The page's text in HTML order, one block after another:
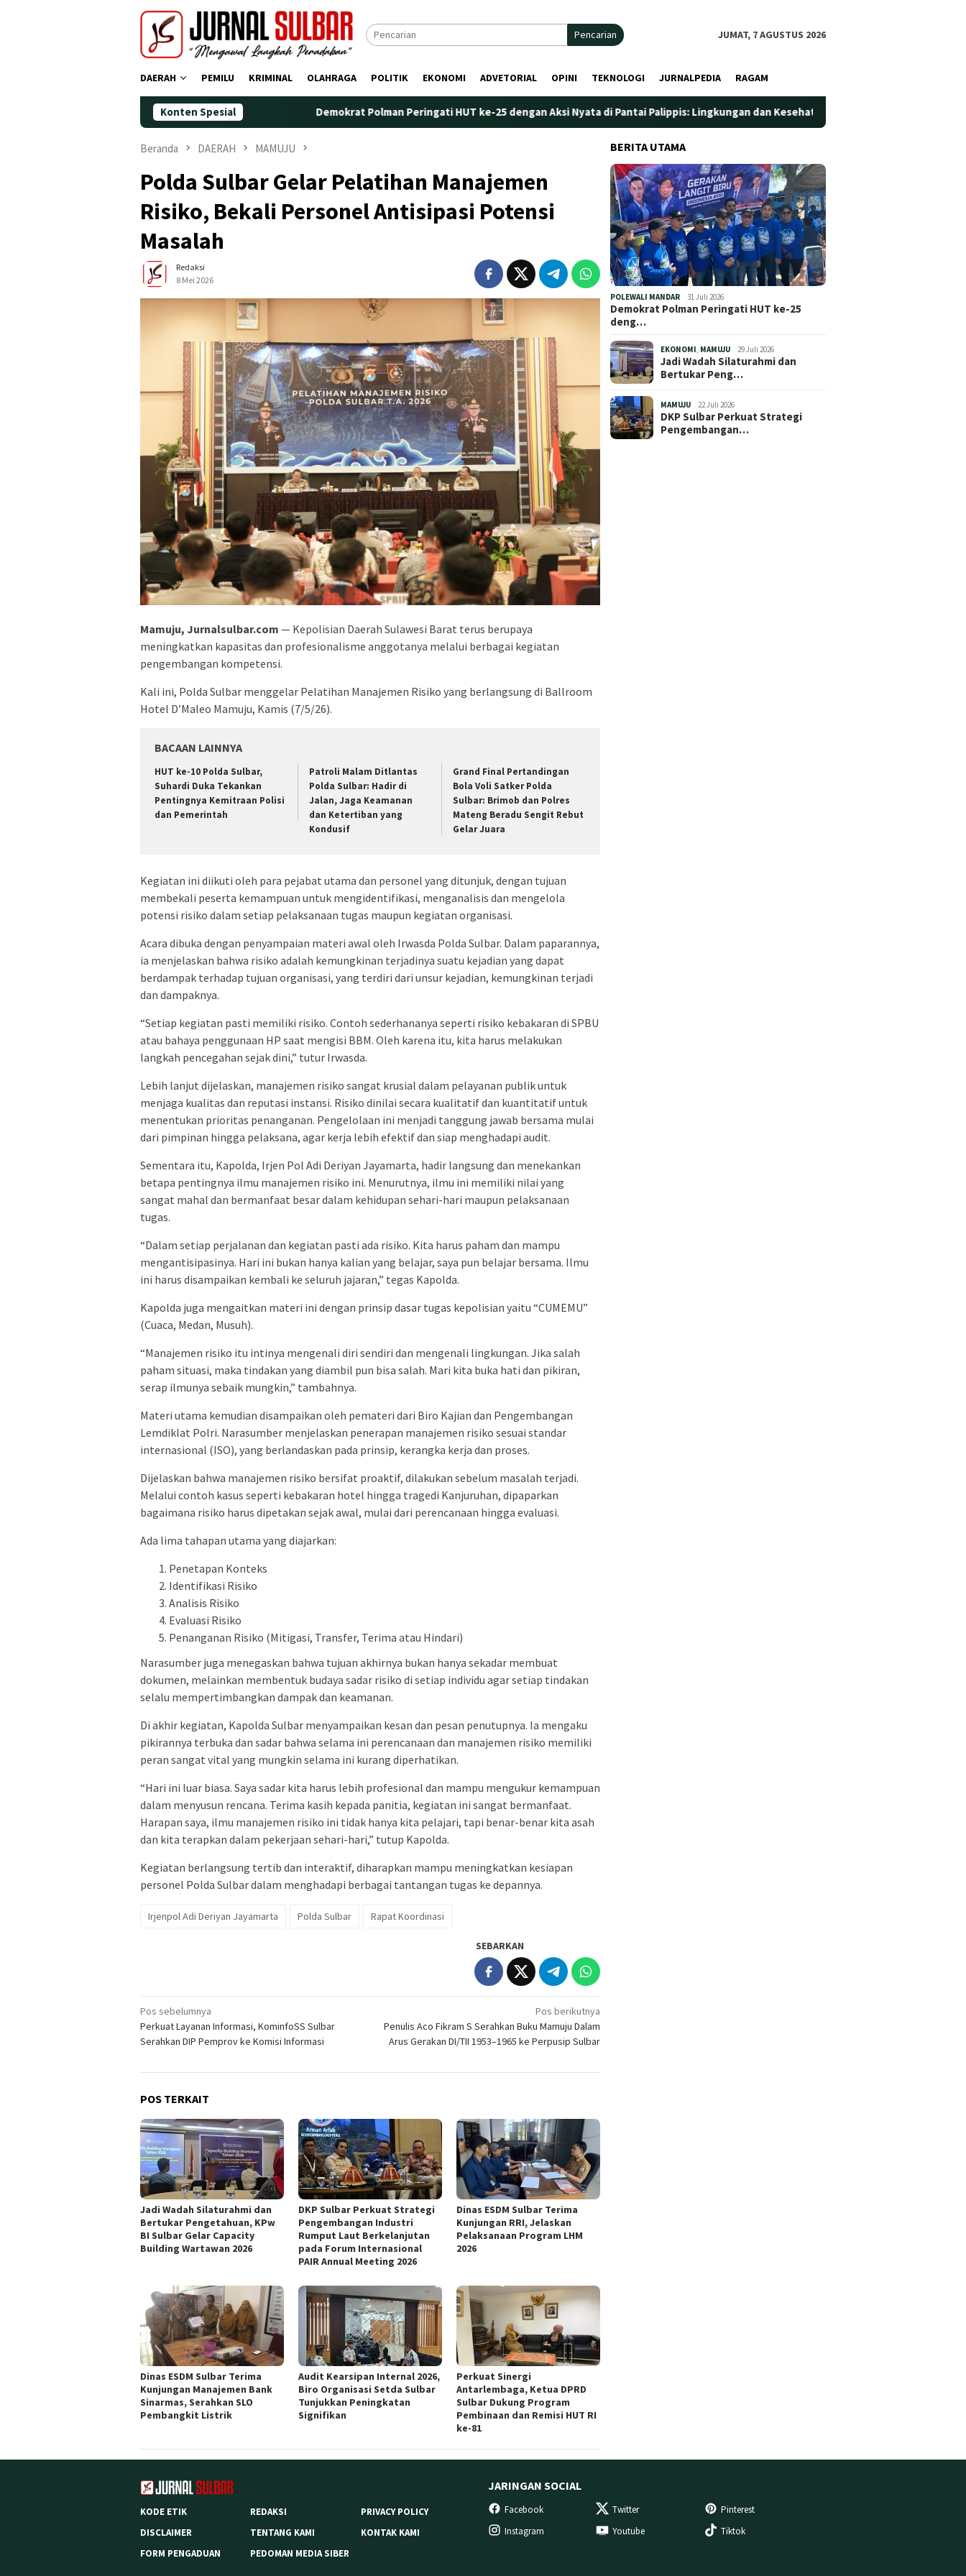
Pencarian JUMAT, 7 AGUSTUS 2026
DAERAH PEMILU KRIMINAL OLAHRAGA POLITIK EKONOMI ADVETORIAL OPINI TEKNOLOGI JURNALPEDIA RAGAM
Konten SpesialDemokrat Polman Peringati HUT ke-25 dengan Aksi Nyata di Pantai Palippis: Lingkungan dan Kesehatan Jadi Prioritas
Beranda DAERAH MAMUJU
Polda Sulbar Gelar Pelatihan Manajemen
Risiko, Bekali Personel Antisipasi Potensi
Masalah
Redaksi
8 Mei 2026
Mamuju, Jurnalsulbar.com — Kepolisian Daerah Sulawesi Barat terus berupaya
meningkatkan kapasitas dan profesionalisme anggotanya melalui berbagai kegiatan
pengembangan kompetensi.
Kali ini, Polda Sulbar menggelar Pelatihan Manajemen Risiko yang berlangsung di Ballroom
Hotel D’Maleo Mamuju, Kamis (7/5/26).
BACAAN LAINNYA
HUT ke-10 Polda Sulbar,
Suhardi Duka Tekankan
Pentingnya Kemitraan Polisi
dan Pemerintah
Patroli Malam Ditlantas
Polda Sulbar: Hadir di
Jalan, Jaga Keamanan
dan Ketertiban yang
Kondusif
Grand Final Pertandingan
Bola Voli Satker Polda
Sulbar: Brimob dan Polres
Mateng Beradu Sengit Rebut
Gelar Juara
Kegiatan ini diikuti oleh para pejabat utama dan personel yang ditunjuk, dengan tujuan
membekali peserta kemampuan untuk mengidentifikasi, menganalisis dan mengelola
potensi risiko dalam setiap pelaksanaan tugas maupun kegiatan organisasi.
Acara dibuka dengan penyampaian materi awal oleh Irwasda Polda Sulbar. Dalam paparannya,
ia menjelaskan bahwa risiko adalah kemungkinan terjadinya suatu kejadian yang dapat
berdampak terhadap tujuan organisasi, yang terdiri dari unsur kejadian, kemungkinan terjadi
dan dampaknya.
“Setiap kegiatan pasti memiliki risiko. Contoh sederhananya seperti risiko kebakaran di SPBU
atau bahaya penggunaan HP saat mengisi BBM. Oleh karena itu, kita harus melakukan
langkah pencegahan sejak dini,” tutur Irwasda.
Lebih lanjut dijelaskan, manajemen risiko sangat krusial dalam pelayanan publik untuk
menjaga kualitas dan reputasi instansi. Risiko dinilai secara kualitatif dan kuantitatif untuk
menentukan prioritas penanganan. Pengelolaan ini menjadi tanggung jawab bersama mulai
dari pimpinan hingga pelaksana, agar kerja lebih efektif dan siap menghadapi audit.
Sementara itu, Kapolda, Irjen Pol Adi Deriyan Jayamarta, hadir langsung dan menekankan
betapa pentingnya ilmu manajemen risiko ini. Menurutnya, ilmu ini memiliki nilai yang
sangat mahal dan bermanfaat besar dalam kehidupan sehari-hari maupun pelaksanaan
tugas.
“Dalam setiap perjalanan dan kegiatan pasti ada risiko. Kita harus paham dan mampu
mengantisipasinya. Hari ini bukan hanya kalian yang belajar, saya pun belajar bersama. Ilmu
ini harus disampaikan kembali ke seluruh jajaran,” tegas Kapolda.
Kapolda juga mengaitkan materi ini dengan prinsip dasar tugas kepolisian yaitu “CUMEMU”
(Cuaca, Medan, Musuh).
“Manajemen risiko itu intinya mengenali diri sendiri dan mengenali lingkungan. Jika salah
paham situasi, maka tindakan yang diambil pun bisa salah. Mari kita buka hati dan pikiran,
serap ilmunya sebaik mungkin,” tambahnya.
Materi utama kemudian disampaikan oleh pemateri dari Biro Kajian dan Pengembangan
Lemdiklat Polri. Narasumber menjelaskan penerapan manajemen risiko sesuai standar
internasional (ISO), yang berlandaskan pada prinsip, kerangka kerja dan proses.
Dijelaskan bahwa manajemen risiko bersifat proaktif, dilakukan sebelum masalah terjadi.
Melalui contoh kasus seperti kebakaran hotel hingga tragedi Kanjuruhan, dipaparkan
bagaimana risiko harus dipetakan sejak awal, mulai dari perencanaan hingga evaluasi.
Ada lima tahapan utama yang diajarkan:
Penetapan Konteks
Identifikasi Risiko
Analisis Risiko
Evaluasi Risiko
Penanganan Risiko (Mitigasi, Transfer, Terima atau Hindari)
Narasumber juga menegaskan bahwa tujuan akhirnya bukan hanya sekadar membuat
dokumen, melainkan membentuk budaya sadar risiko di setiap individu agar setiap tindakan
selalu mempertimbangkan dampak dan keamanan.
Di akhir kegiatan, Kapolda Sulbar menyampaikan kesan dan pesan penutupnya. Ia mengaku
pikirannya terbuka dan sadar bahwa selama ini perencanaan dan manajemen risiko memiliki
peran sangat vital yang mungkin selama ini kurang diperhatikan.
“Hari ini luar biasa. Saya sadar kita harus lebih profesional dan mampu mengukur kemampuan
dalam menyusun rencana. Terima kasih kepada panitia, kegiatan ini sangat bermanfaat.
Harapan saya, ilmu manajemen risiko ini tidak hanya kita pelajari, tapi benar-benar kita asah
dan kita terapkan dalam pekerjaan sehari-hari,” tutup Kapolda.
Kegiatan berlangsung tertib dan interaktif, diharapkan mampu meningkatkan kesiapan
personel Polda Sulbar dalam menghadapi berbagai tantangan tugas ke depannya.
Irjenpol Adi Deriyan Jayamarta Polda Sulbar Rapat Koordinasi
SEBARKAN
Navigasi
pos
Pos sebelumnya
Perkuat Layanan Informasi, KominfoSS Sulbar
Serahkan DIP Pemprov ke Komisi Informasi
Pos berikutnya
Penulis Aco Fikram S Serahkan Buku Mamuju Dalam
Arus Gerakan DI/TII 1953–1965 ke Perpusip Sulbar
POS TERKAIT
Jadi Wadah Silaturahmi dan
Bertukar Pengetahuan, KPw
BI Sulbar Gelar Capacity
Building Wartawan 2026
DKP Sulbar Perkuat Strategi
Pengembangan Industri
Rumput Laut Berkelanjutan
pada Forum Internasional
PAIR Annual Meeting 2026
Dinas ESDM Sulbar Terima
Kunjungan RRI, Jelaskan
Pelaksanaan Program LHM
2026
Dinas ESDM Sulbar Terima
Kunjungan Manajemen Bank
Sinarmas, Serahkan SLO
Pembangkit Listrik
Audit Kearsipan Internal 2026,
Biro Organisasi Setda Sulbar
Tunjukkan Peningkatan
Signifikan
Perkuat Sinergi
Antarlembaga, Ketua DPRD
Sulbar Dukung Program
Pembinaan dan Remisi HUT RI
ke-81
BERITA UTAMA
POLEWALI MANDAR 31 Juli 2026
Demokrat Polman Peringati HUT ke-25
deng…
EKONOMI MAMUJU 29 Juli 2026
Jadi Wadah Silaturahmi dan
Bertukar Peng…
MAMUJU 22 Juli 2026
DKP Sulbar Perkuat Strategi
Pengembangan…
KODE ETIK REDAKSI
PRIVACY POLICY
DISCLAIMER
TENTANG KAMI
KONTAK KAMI
FORM PENGADUAN
PEDOMAN MEDIA SIBER
JARINGAN SOCIAL
Facebook Twitter
Pinterest
Instagram
Youtube Tiktok